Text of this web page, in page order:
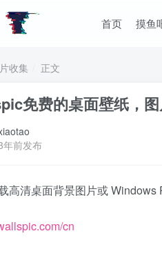
首页 摸鱼
收集 正文
免费的桌面壁纸，
年前发布
高清桌面背景图片或
cn